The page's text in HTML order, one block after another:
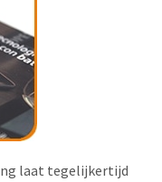
laat tegelijkertijd